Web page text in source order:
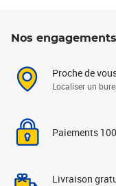
Nos engagements
Proche de
Localiser un
Paiements
Livraison